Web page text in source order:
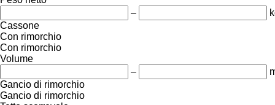
–
Cassone
Con rimorchio
Con rimorchio
Volume
–
Gancio di rimorchio
Gancio di rimorchio